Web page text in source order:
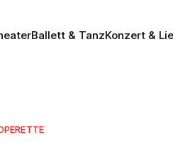
Ballett & TanzKonzert &